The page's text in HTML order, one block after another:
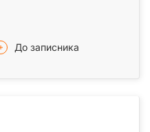
До записника